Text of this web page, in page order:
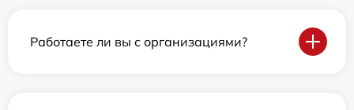
Работаете ли вы с организациями?